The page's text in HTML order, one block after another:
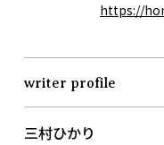
https://
writer profile
三村ひかり